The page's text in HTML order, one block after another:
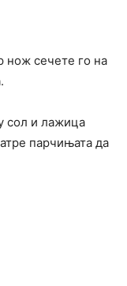
нож сечете го на
сол и лажица
парчињата да